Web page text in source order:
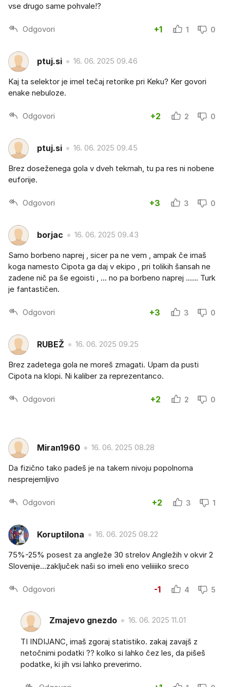
vse drugo same pohvale!?
Odgovori +1 1 0
ptuj.si 16. 06. 2025 09.46
Kaj ta selektor je imel tečaj retorike pri Keku? Ker govori
enake nebuloze.
Odgovori +2 2 0
ptuj.si 16. 06. 2025 09.45
Brez doseženega gola v dveh tekmah, tu pa res ni nobene
euforije.
Odgovori +3 3 0
borjac 16. 06. 2025 09.43
Samo borbeno naprej , sicer pa ne vem , ampak če imaš
koga namesto Cipota ga daj v ekipo , pri tolikih šansah ne
zadene nič pa še egoisti , ... no pa borbeno naprej ...... Turk
je fantastičen.
Odgovori +3 3 0
RUBEŽ 16. 06. 2025 09.25
Brez zadetega gola ne moreš zmagati. Upam da pusti
Cipota na klopi. Ni kaliber za reprezentanco.
Odgovori +2 2 0
Miran1960 16. 06. 2025 08.28
Da fizično tako padeš je na takem nivoju popolnoma
nesprejemljivo
Odgovori +2 3 1
Koruptilona 16. 06. 2025 08.22
75%-25% posest za angleže 30 strelov Angležih v okvir 2
Slovenije...zaključek naši so imeli eno veliiiiko sreco
Odgovori -1 4 5
Zmajevo gnezdo 16. 06. 2025 11.01
TI INDIJANC, imaš zgoraj statistiko. zakaj zavajš z
netočnimi podatki ?? kolko si lahko čez les, da pišeš
podatke, ki jih vsi lahko preverimo.